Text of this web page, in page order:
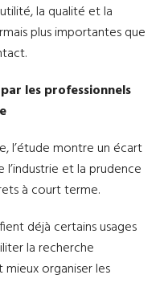
la qualité et la
plus importantes que
les professionnels
l’étude montre un écart
et la prudence
à court terme.
déjà certains usages
la recherche
organiser les